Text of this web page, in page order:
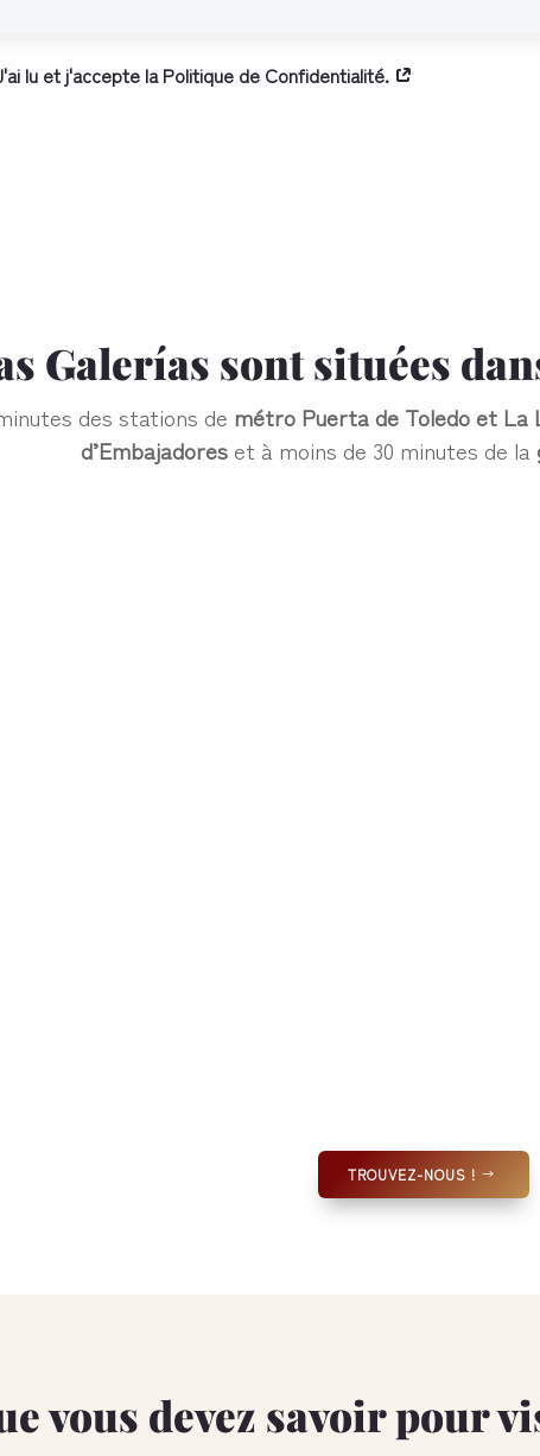
lu et j'accepte la Politique de Confidentialité.
Galerías sont situées
des stations de métro Puerta de Toledo et La
d’Embajadores et à moins de 30 minutes de la
TROUVEZ-NOUS !
vous devez savoir pour